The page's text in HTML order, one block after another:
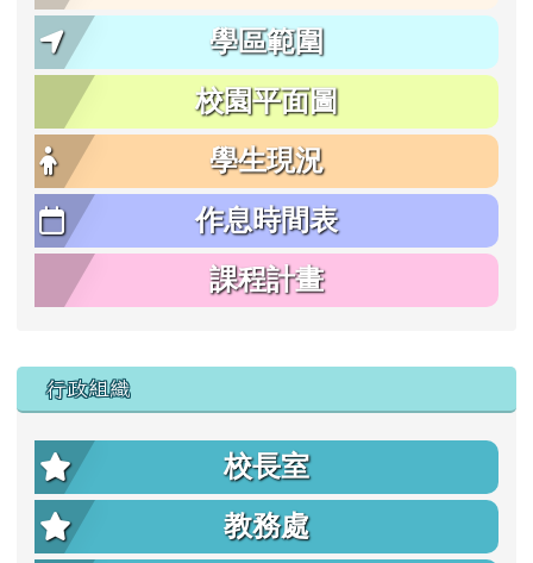
學區範圍
校園平面圖
學生現況
作息時間表
課程計畫
行政組織
校長室
教務處